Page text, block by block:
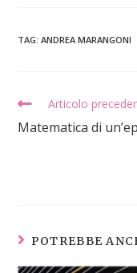
TAG:ANDREA MARANGONI
Articolo
Matematica di
POTREBBE